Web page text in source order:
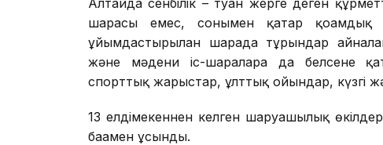
шарасы емес, сонымен қатар қоғамдық
ұйымдастырылған шарада тұрғындар
және мәдени іс-шараларға да белсене
спорттық жарыстар, ұлттық ойындар, күзгі
13 елдімекеннен келген шаруашылық
бағамен ұсынды.